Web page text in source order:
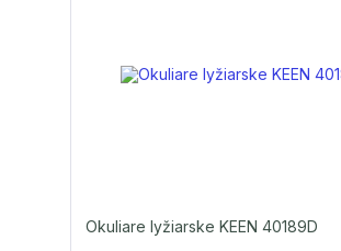
Okuliare lyžiarske KEEN 40189D